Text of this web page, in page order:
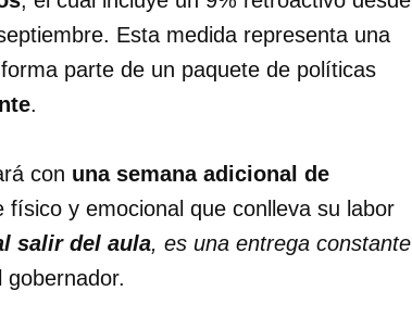
Esta medida representa una
parte de un paquete de políticas
.
con una semana adicional de
y emocional que conlleva su labor
salir del aula, es una entrega constante
gobernador.